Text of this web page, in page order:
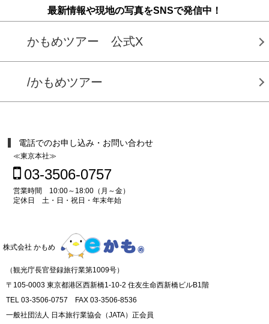
最新情報や現地の写真をSNSで発信中！
かもめツアー 公式X
/かもめツアー
電話でのお申し込み・お問い合わせ
≪東京本社≫
03-3506-0757
営業時間 10:00～18:00（月～金）
定休日 土・日・祝日・年末年始
株式会社 かもめ
（観光庁長官登録旅行業第1009号）
〒105-0003 東京都港区西新橋1-10-2 住友生命西新橋ビルB1階
TEL 03-3506-0757 FAX 03-3506-8536
一般社団法人 日本旅行業協会（JATA）正会員